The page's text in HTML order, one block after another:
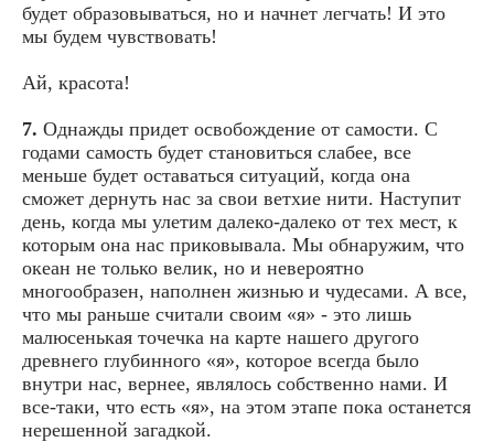
будет образовываться, но и начнет легчать! И это
мы будем чувствовать!
Ай, красота!
7. Однажды придет освобождение от самости. С
годами самость будет становиться слабее, все
меньше будет оставаться ситуаций, когда она
сможет дернуть нас за свои ветхие нити. Наступит
день, когда мы улетим далеко-далеко от тех мест, к
которым она нас приковывала. Мы обнаружим, что
океан не только велик, но и невероятно
многообразен, наполнен жизнью и чудесами. А все,
что мы раньше считали своим «я» - это лишь
малюсенькая точечка на карте нашего другого
древнего глубинного «я», которое всегда было
внутри нас, вернее, являлось собственно нами. И
все-таки, что есть «я», на этом этапе пока останется
нерешенной загадкой.